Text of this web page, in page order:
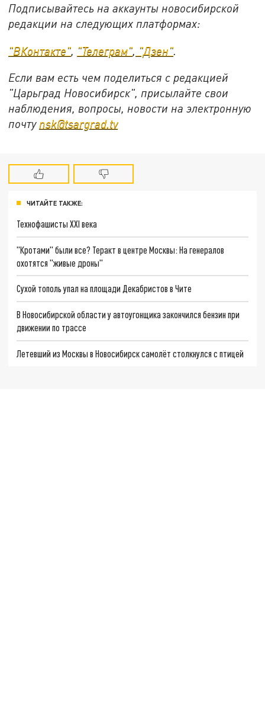
Подписывайтесь на аккаунты новосибирской
редакции на следующих платформах:
"ВКонтакте" "Телеграм" "Дзен"
Если вам есть чем поделиться с редакцией
"Царьград Новосибирск", присылайте свои
наблюдения, вопросы, новости на электронную
почту nsk@tsargrad.tv
ЧИТАЙТЕ ТАКЖЕ:
Технофашисты XXI века
"Кротами" были все? Теракт в центре Москвы: На генералов
охотятся "живые дроны"
Сухой тополь упал на площади Декабристов в Чите
В Новосибирской области у автоугонщика закончился бензин при
движении по трассе
Летевший из Москвы в Новосибирск самолёт столкнулся с птицей